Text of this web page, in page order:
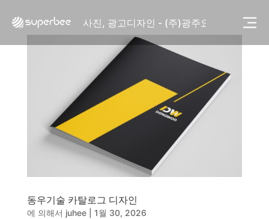
사진, 광고디자인 - (주)광주요
웹사이트 - (주)세스코
제품디자인 - 삼성전자㈜
동영상, CI - 카피어랜드㈜
동영상, 홈페이지 - (주)분독
동영상, 카탈로그 - 피자마루
웹사이트 - 백조씽크
사진, 광고디자인 - 중외제약
패키지, 디자인 - 고려은단
동영상 - (주)듀오백
동영상 - ㈜고피자
동영상 - 모모스커피㈜
동영상 - 삼양홀딩스
동영상 - 킷캣
동우기술 카탈로그 디자인
에 의해서 juhee| 1월 30, 2026